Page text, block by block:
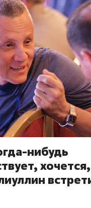
нибудь